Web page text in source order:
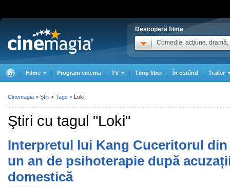
Descoperă filme
Comedie, acţiune, dramă,
Filme Program cinema TV Timp liber În curând Trailer
Ştiri cu tagul "Loki"
Interpretul lui Kang Cuceritorul
un an de psihoterapie după
domestică
Cinemagia > Ştiri > Tags > Loki